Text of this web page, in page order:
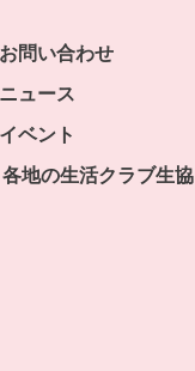
す。
お問い合わせ
ニュース
イベント
各地の生活クラブ生協